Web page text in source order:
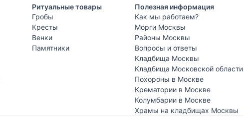
Ритуальные товары
Гробы
Кресты
Венки
Памятники
Полезная информация
Как мы работаем?
Морги Москвы
Районы Москвы
Вопросы и ответы
Кладбища Москвы
Кладбища Московской области
Похороны в Москве
Крематории в Москве
Колумбарии в Москве
Храмы на кладбищах Москвы